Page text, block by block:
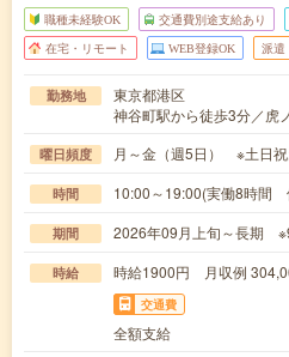
職種未経験OK 交通費別途支給あり
在宅・リモート WEB登録OK 派遣
勤務地
東京都港区
神谷町駅から徒歩3分／虎
曜日頻度 月～金（週5日） ※土日祝
時間 10:00～19:00(実働8時間
期間 2026年09月上旬～長期
時給 時給1900円 月収例
交通費
全額支給